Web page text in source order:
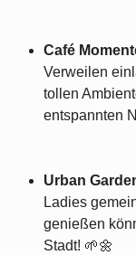
Café
Verweilen
tollen
entspannten
Urban
Ladies
genießen
Stadt! 🌱🌼